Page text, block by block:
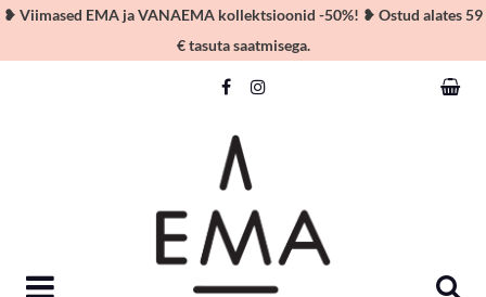
❥ Viimased EMA ja VANAEMA kollektsioonid -50%! ❥ Ostud alates 59
€ tasuta saatmisega.